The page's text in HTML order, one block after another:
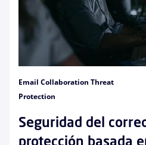
Email Collaboration Threat
Protection
Seguridad del
protección basada